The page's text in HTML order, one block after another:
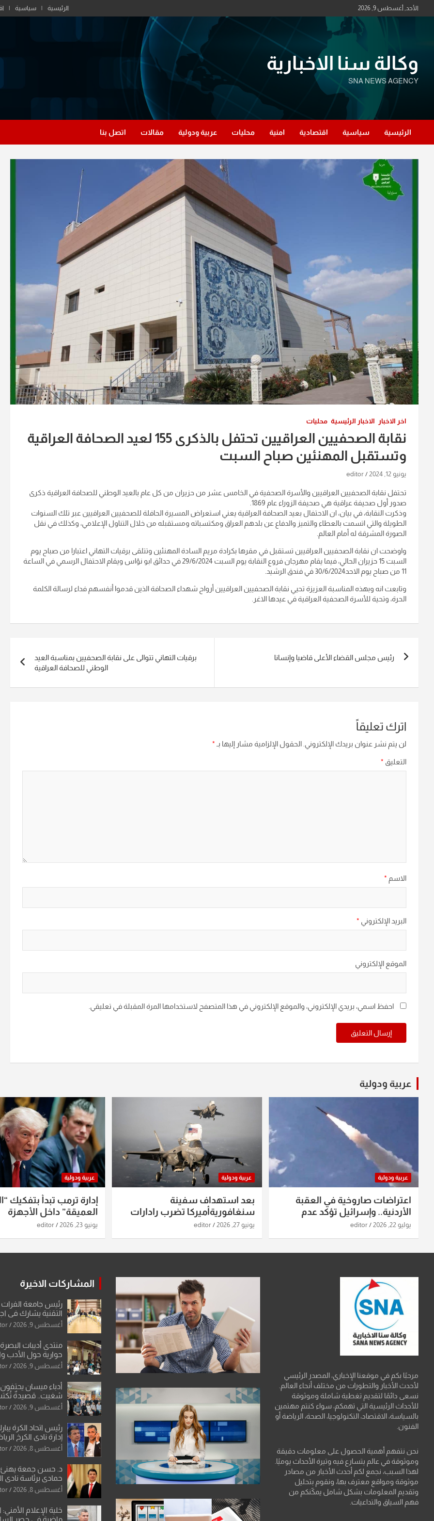
to
الأحد, أغسطس 9, 2026 الرئيسية سياسية
وكالة سنا الاخبارية
SNA NEWS AGENCY
الرئيسية سياسية اقتصادية امنية محليات عربية ودولية مقالات اتصل بنا
اخر الاخبار الاخبار الرئيسية محليات
نقابة الصحفيين العراقيين تحتفل بالذكرى 155 لعيد الصحافة العراقية
وتستقبل المهنئين صباح السبت
يونيو 12, 2024 editor
تحتفل نقابة الصحفيين العراقيين والأسرة الصحفية في الخامس عشر من حزيران من كل عام بالعيد الوطني للصحافة العراقية ذكرى
صدور أول صحيفة عراقية هي صحيفة الزوراء عام 1869.
وذكرت النقابة، في بيان، ان الاحتفال بعيد الصحافة العراقية يعني استعراض المسيرة الحافلة للصحفيين العراقيين عبر تلك السنوات
الطويلة والتي اتسمت بالعطاء والتميز والدفاع عن بلدهم العراق ومكتسباته ومستقبله من خلال التناول الإعلامي، وكذلك في نقل
الصورة المشرقة له أمام العالم.
واوضحت ان نقابة الصحفيين العراقيين تستقبل في مقرها بكرادة مريم السادة المهنئين وتتلقى برقيات التهاني اعتبارا من صباح يوم
السبت 15 حزيران الحالي، فيما يقام مهرجان فروع النقابة يوم السبت 29/6/2024 في حدائق ابو نؤاس ويقام الاحتفال الرسمي في الساعة
11 من صباح يوم الاحد30/6/2024 في فندق الرشيد.
وتابعت انه وبهذه المناسبة العزيزة تحيي نقابة الصحفيين العراقيين أرواح شهداء الصحافة الذين قدموا أنفسهم فداء لرسالة الكلمة
الحرة، وتحية للأسرة الصحفية العراقية في عيدها الاغر.
المقالات
رئيس مجلس القضاء الأعلى قاضيا وإنسانا
برقيات التهاني تتوالى على نقابة الصحفيين بمناسبة العيد
الوطني للصحافة العراقية
اترك تعليقاً
لن يتم نشر عنوان بريدك الإلكتروني. الحقول الإلزامية مشار إليها بـ *
التعليق *
الاسم *
البريد الإلكتروني *
الموقع الإلكتروني
احفظ اسمي، بريدي الإلكتروني، والموقع الإلكتروني في هذا المتصفح لاستخدامها المرة المقبلة في تعليقي.
عربية ودولية
عربية ودولية
اعتراضات صاروخية في العقبة
الأردنية.. وإسرائيل تؤكد عدم
استهدافها
يوليو 22, 2026 editor
عربية ودولية
بعد استهداف سفينة
سنغافوريةأميركا تضرب رادارات
ومواقع صواريخ ومسيرات إيران..
يونيو 27, 2026 editor
عربية ودولية
إدارة ترمب تبدأ بتفكيك
العميقة” داخل الأجهزة
الاستخباراتية
يونيو 23, 2026 editor
مرحبًا بكم في موقعنا الإخباري، المصدر الرئيسي
لأحدث الأخبار والتطورات من مختلف أنحاء العالم.
نسعى دائمًا لتقديم تغطية شاملة وموثوقة
للأحداث الرئيسية التي تهمكم، سواء كنتم مهتمين
بالسياسة، الاقتصاد، التكنولوجيا، الصحة، الرياضة أو
الفنون.
نحن نتفهم أهمية الحصول على معلومات دقيقة
وموثوقة في عالم يتسارع فيه وتيرة الأحداث يوميًا.
لهذا السبب، نجمع لكم أحدث الأخبار من مصادر
موثوقة ومواقع معترف بها، ونقوم بتحليل
وتقديم المعلومات بشكل شامل يمكّنكم من
فهم السياق والتداعيات.
المشاركات الاخيرة
رئيس جامعة
التقنية يشارك في
الرأي بوزارة التعليم
أغسطس 9, 2026
منتدى أديبات
حوارية حول الأدب
الإنساني…
أغسطس 9, 2026
أدباء ميسان
شغيت.. قصيدةٌ تُكتب
ولوحةٌ تنبض بجمال
أغسطس 9, 2026
رئيس اتحاد الكرة
إدارة نادي الكرخ
أغسطس 8, 2026
د. حسن جمعة يهنئ
حمادي برئاسة نادي
استثنائية ونقلة
أغسطس 8, 2026
خلية الإعلام
ماضية في حصر